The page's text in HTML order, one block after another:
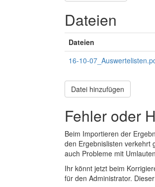
Dateien
Dateien
16-10-
Datei hinzufügen
Fehler oder
Beim Importieren der
den Ergebnislisten verkehrt
auch Probleme mit
Ihr könnt jetzt beim
für den Administrator.